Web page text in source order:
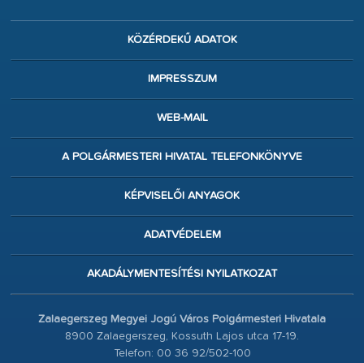
KÖZÉRDEKŰ ADATOK
IMPRESSZUM
WEB-MAIL
A POLGÁRMESTERI HIVATAL TELEFONKÖNYVE
KÉPVISELŐI ANYAGOK
ADATVÉDELEM
AKADÁLYMENTESÍTÉSI NYILATKOZAT
Zalaegerszeg Megyei Jogú Város Polgármesteri Hivatala
8900 Zalaegerszeg, Kossuth Lajos utca 17-19.
Telefon: 00 36 92/502-100